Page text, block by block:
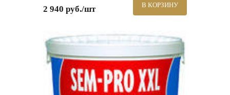
2 940 руб./шт В КОРЗИНУ